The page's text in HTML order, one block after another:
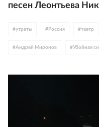
песен Леонтьева
#утраты # Россия #театр
#Андрей Миронов #Убойная